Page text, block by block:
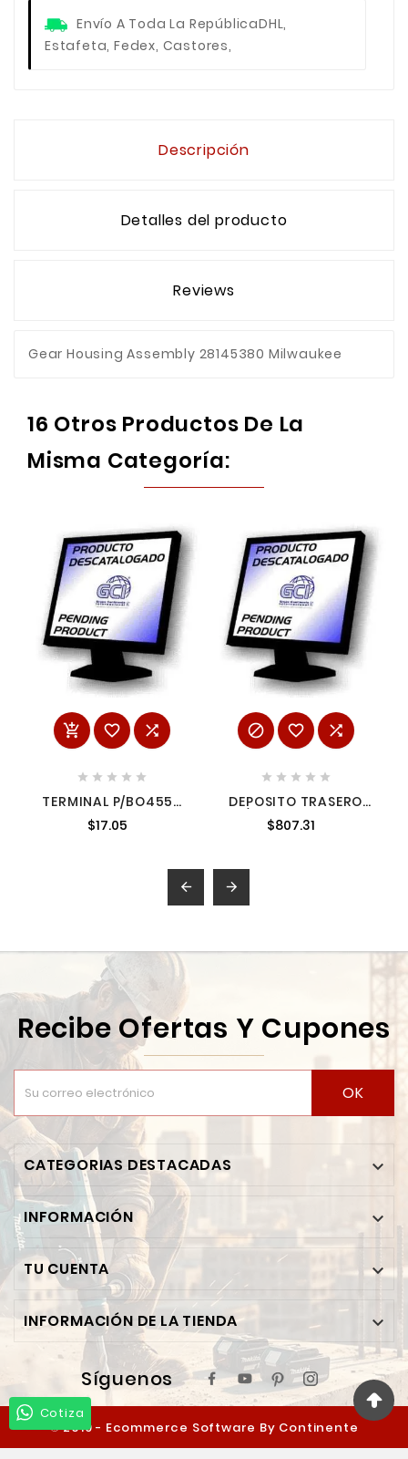
Envío A Toda La RepúblicaDHL,
Estafeta, Fedex, Castores,
Descripción
Detalles del producto
Reviews
Gear Housing Assembly 28145380 Milwaukee
16 Otros Productos De La
Misma Categoría:
  
    
TERMINAL P/BO4550
N.R. 6540781
$17.05
  
    
DEPOSITO TRASERO
P/RD1100 1518793
1518793
$807.31
 
Recibe Ofertas Y Cupones
OK
CATEGORIAS DESTACADAS 
INFORMACIÓN 
TU CUENTA 
INFORMACIÓN DE LA TIENDA 
Síguenos
© 2019 - Ecommerce Software By Continente
Ferretero™
Cotiza